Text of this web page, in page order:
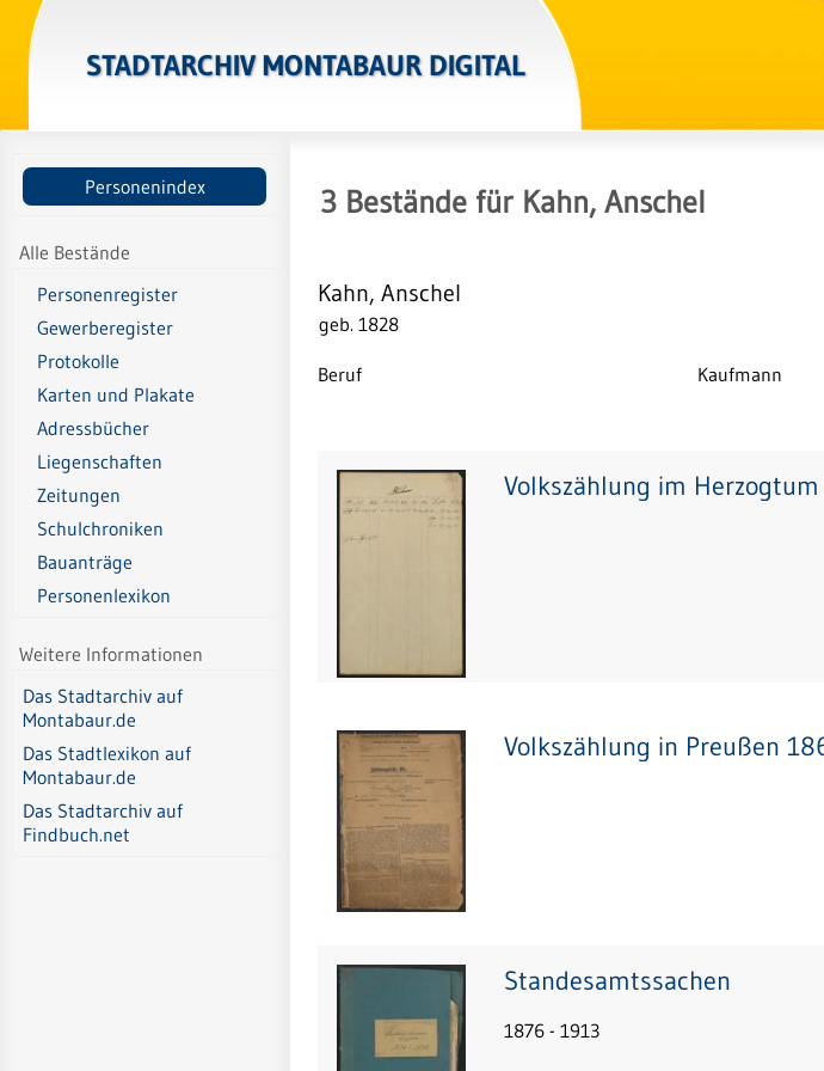
STADTARCHIV MONTABAUR DIGITAL
Personenindex
Alle Bestände
Personenregister
Gewerberegister
Protokolle
Karten und Plakate
Adressbücher
Liegenschaften
Zeitungen
Schulchroniken
Bauanträge
Personenlexikon
Weitere Informationen
Das Stadtarchiv auf
Montabaur.de
Das Stadtlexikon auf
Montabaur.de
Das Stadtarchiv auf
Findbuch.net
3 Bestände für Kahn, Anschel
Kahn, Anschel
geb. 1828
Beruf Kaufmann
Volkszählung im
Volkszählung in Preußen
Standesamtssachen
1876 - 1913